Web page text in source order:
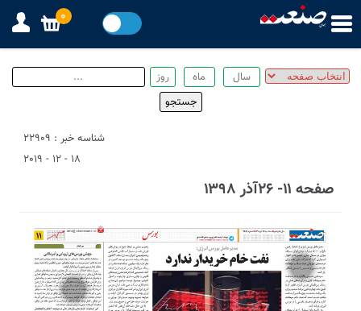
شناسه خبر : 22909
18 - 12 - 2019
صفحه ۱۱- ۲۶آذر ۱۳۹۸
1
3
0